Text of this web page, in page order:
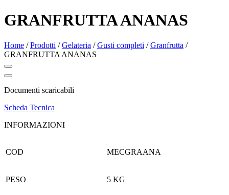
GRANFRUTTA ANANAS
Home /Prodotti /Gelateria /Gusti completi /Granfrutta /
GRANFRUTTA ANANAS
Documenti scaricabili
Scheda Tecnica
INFORMAZIONI
COD MECGRAANA
PESO 5 KG